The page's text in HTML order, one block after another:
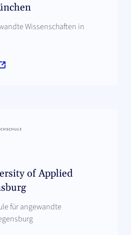
Wissenschaften in
of Applied
für angewandte